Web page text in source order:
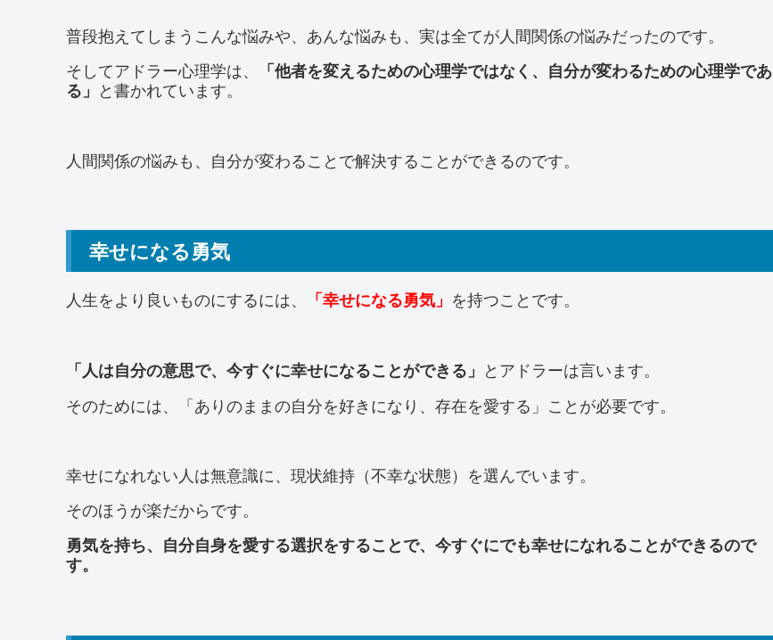
普段抱えてしまうこんな悩みや、あんな悩みも、実は全てが人間関係の悩みだったのです。
そしてアドラー心理学は、
「他者を変えるための心理学ではなく、自分が変わるための心理学であ
る」 と書かれています。
人間関係の悩みも、自分が変わることで解決することができるのです。
幸せになる勇気
人生をより良いものにするには、 「幸せになる勇気」 を持つことです。
「人は自分の意思で、今すぐに幸せになることができる」 とアドラーは言います。
そのためには、「ありのままの自分を好きになり、存在を愛する」ことが必要です。
幸せになれない人は無意識に、現状維持（不幸な状態）を選んでいます。
そのほうが楽だからです。
勇気を持ち、自分自身を愛する選択をすることで、今すぐにでも幸せになれることができるので
す。